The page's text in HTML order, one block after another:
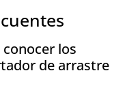
los
de arrastre